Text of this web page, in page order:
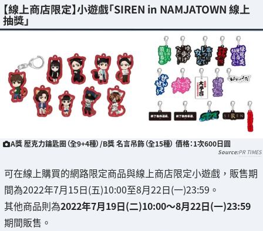
【線上商店限定】小遊戲「SIREN in NAMJATOWN 線上
抽獎」
A獎 壓克力鑰匙圈（全9+4種）/B獎 名言吊飾（全15種） 價格：1次600日圓
PR TIMES
可在線上購買的網路限定商品與線上商店限定小遊戲，販售期
間為2022年7月15日(五)10:00至8月22日(一)23:59。
其他商品則為2022年7月19日(二)10:00～8月22日(一)23:59
期間販售。